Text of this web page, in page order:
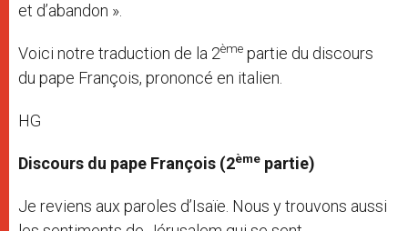
et d’abandon ».
Voici notre traduction de la 2ème partie du discours
du pape François, prononcé en italien.
HG
Discours du pape François (2ème partie)
Je reviens aux paroles d’Isaïe. Nous y trouvons aussi